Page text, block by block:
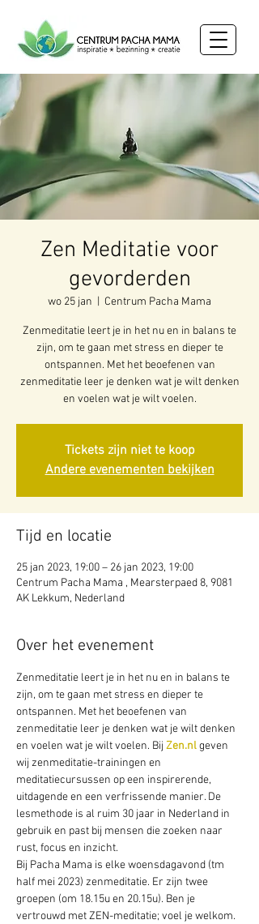
Zen Meditatie voor
gevorderden
wo 25 jan Centrum Pacha Mama
Zenmeditatie leert je in het nu en in balans te
zijn, om te gaan met stress en dieper te
ontspannen. Met het beoefenen van
zenmeditatie leer je denken wat je wilt denken
en voelen wat je wilt voelen.
Tickets zijn niet te koop
Andere evenementen bekijken
Tijd en locatie
25 jan 2023, 19:00 – 26 jan 2023, 19:00
Centrum Pacha Mama , Mearsterpaed 8, 9081
AK Lekkum, Nederland
Over het evenement
Zenmeditatie leert je in het nu en in balans te
zijn, om te gaan met stress en dieper te
ontspannen. Met het beoefenen van
zenmeditatie leer je denken wat je wilt denken
en voelen wat je wilt voelen. Bij Zen.nl geven
wij zenmeditatie-trainingen en
meditatiecursussen op een inspirerende,
uitdagende en een verfrissende manier. De
lesmethode is al ruim 30 jaar in Nederland in
gebruik en past bij mensen die zoeken naar
rust, focus en inzicht.
Bij Pacha Mama is elke woensdagavond (tm
half mei 2023) zenmeditatie. Er zijn twee
groepen (om 18.15u en 20.15u). Ben je
vertrouwd met ZEN-meditatie; voel je welkom.